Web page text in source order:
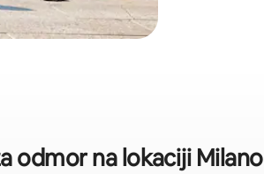
odmor na lokaciji Milano